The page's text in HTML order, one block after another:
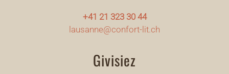
+41 21 323 30 44
lausanne@confort-lit.ch
Givisiez